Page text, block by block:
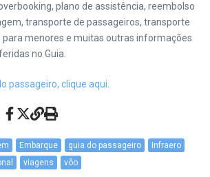
plano de assistência, reembolso
transporte de passageiros, transporte
para menores e muitas outras informações
no Guia.
passageiro, clique aqui
Embarque guia do passageiro
Infraero
viagens vôo